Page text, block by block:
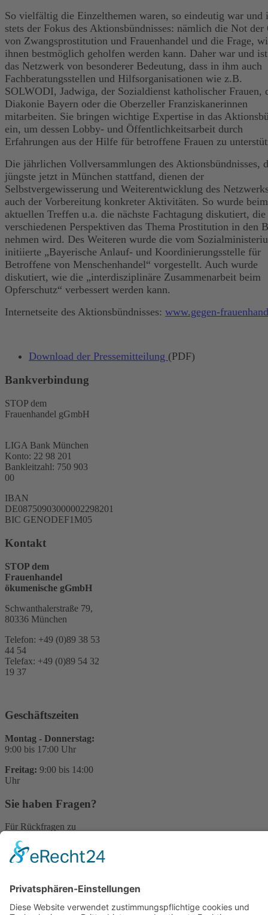
So vielfältig die Einzelthemen waren, so eindeutig war und
stets der Fokus des Aktionsbündnisses: nämlich die Not der
von Zwangsprostitution und Frauenhandel und die Frage,
ihnen bestmöglich geholfen werden kann. Daher war und
das Netzwerk von besonderer Bedeutung, dass in ihm auch
Fachberatungsstellen und Hilfsorganisationen wie z.B.
SOLWODI, Jadwiga, der Sozialdienst katholischer Frauen,
Diakonie Bayern oder die Oberzeller Franziskanerinnen
mitarbeiten. Sie bringen wichtige Expertise in das
ein, um dessen Lobby- und Öffentlichkeitsarbeit durch
Erfahrungen aus der Hilfe für betroffene Frauen zu
Die jährlichen Vollversammlungen des Aktionsbündnisses,
jüngste jetzt in München stattfand, dienen der
Selbstvergewisserung und Weiterentwicklung des
auch der Vorbereitung konkreter Aktivitäten. So wurde beim
aktuellen Treffen u.a. die nächste Fachtagung diskutiert, die
verschiedenen Perspektiven das Thema Prostitution in den
nehmen wird. Des Weiteren wurde die vom
initiierte „Bayerische Anlauf- und Koordinierungsstelle für
Betroffene von Menschenhandel“ vorgestellt. Auch wurde
diskutiert, wie die „interdisziplinäre Zusammenarbeit beim
Opferschutz“ verbessert werden kann.
Internetseite des Aktionsbündnisses: www.gegen-
Download der Pressemitteilung (PDF)
Bankverbindung
STOP dem
Frauenhandel gGmbH
LIGA Bank München
Konto: 22 98 201
Bankleitzahl: 750 903
00
IBAN
DE08750903000002298201
BIC GENODEF1M05
Kontakt
STOP dem
Frauenhandel
ökumenische gGmbH
Schwanthalerstraße 79,
80336 München
Telefon: +49 (0)89 38 53
44 54
Telefax: +49 (0)89 54 32
19 37
Geschäftszeiten
Montag - Donnerstag:
9:00 bis 17:00 Uhr
Freitag: 9:00 bis 14:00
Uhr
Sie haben Fragen?
Für Rückfragen zu
wir Ihnen gerne zur
Verfügung.
einfach eine E-Mail:
kontakt@stop-dem-
frauenhandel.de